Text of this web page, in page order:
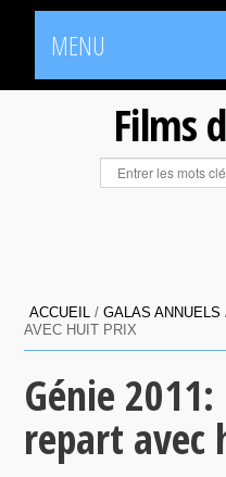
MENU
Films
ACCUEIL /GALAS ANNUELS
AVEC HUIT PRIX
Génie
repart avec